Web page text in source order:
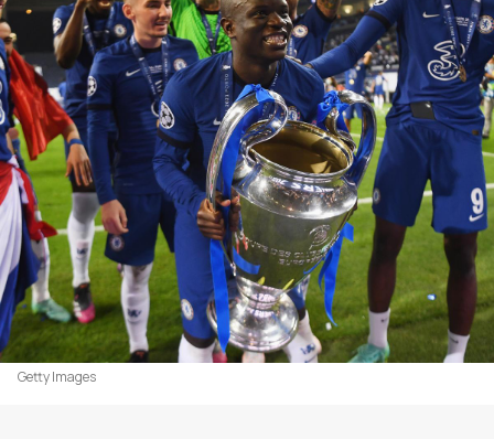
Getty Images